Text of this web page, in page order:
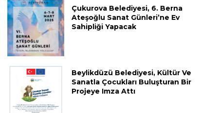
Çukurova Belediyesi, 6. Berna
Ateşoğlu Sanat Günleri’ne Ev
Sahipliği Yapacak
Beylikdüzü Belediyesi, Kültür Ve
Sanatla Çocukları Buluşturan Bir
Projeye Imza Attı